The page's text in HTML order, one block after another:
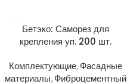
Бетэко: Саморез для
крепления уп. 200 шт.
Комплектующие, Фасадные
материалы Фиброцементный